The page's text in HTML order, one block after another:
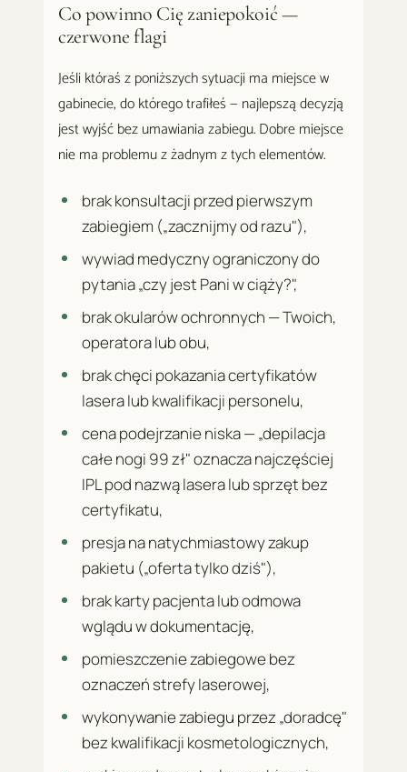
Co powinno Cię zaniepokoić —
czerwone flagi
Jeśli któraś z poniższych sytuacji ma miejsce w
gabinecie, do którego trafiłeś — najlepszą decyzją
jest wyjść bez umawiania zabiegu. Dobre miejsce
nie ma problemu z żadnym z tych elementów.
brak konsultacji przed pierwszym
zabiegiem („zacznijmy od razu"),
wywiad medyczny ograniczony do
pytania „czy jest Pani w ciąży?",
brak okularów ochronnych — Twoich,
operatora lub obu,
brak chęci pokazania certyfikatów
lasera lub kwalifikacji personelu,
cena podejrzanie niska — „depilacja
całe nogi 99 zł" oznacza najczęściej
IPL pod nazwą lasera lub sprzęt bez
certyfikatu,
presja na natychmiastowy zakup
pakietu („oferta tylko dziś"),
brak karty pacjenta lub odmowa
wglądu w dokumentację,
pomieszczenie zabiegowe bez
oznaczeń strefy laserowej,
wykonywanie zabiegu przez „doradcę"
bez kwalifikacji kosmetologicznych,